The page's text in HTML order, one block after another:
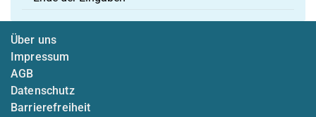
Über uns
Impressum
AGB
Datenschutz
Barrierefreiheit